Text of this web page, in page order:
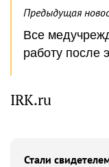
Предыдущая
Все
работу после
IRK.ru
Стали